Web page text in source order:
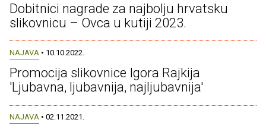
Dobitnici nagrade za najbolju hrvatsku
slikovnicu – Ovca u kutiji 2023.
NAJAVA • 10.10.2022.
Promocija slikovnice Igora Rajkija
'Ljubavna, ljubavnija, najljubavnija'
NAJAVA • 02.11.2021.